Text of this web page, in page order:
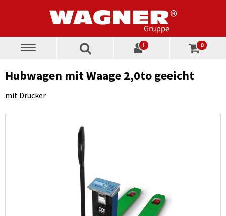
Toggle
! 0
Hubwagen mit Waage 2,0to geeicht
mit Drucker